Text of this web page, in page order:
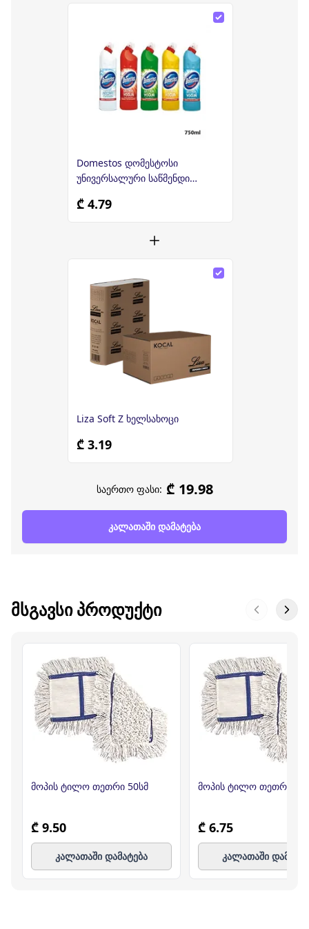
Domestos დომესტოსი
უნივერსალური საწმენდი
₾ 4.79
Liza Soft Z ხელსახოცი
₾ 3.19
საერთო ფასი: ₾ 19.98
კალათაში დამატება
ᲛᲡᲒᲐᲕᲡᲘ ᲞᲠᲝᲓᲣᲥᲢᲘ
მოპის ტილო თეთრი 50სმ
₾ 9.50
კალათაში დამატება
მოპის ტილო თეთრი
₾ 6.75
კალათაში